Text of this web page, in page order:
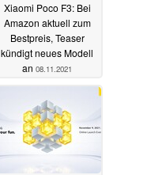
Xiaomi Poco F3: Bei
Amazon aktuell zum
Bestpreis, Teaser
kündigt neues Modell
an 08.11.2021